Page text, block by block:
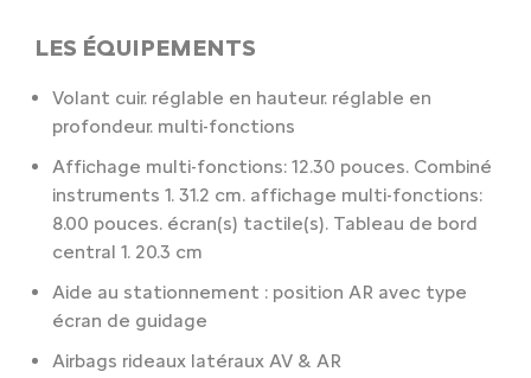
LES ÉQUIPEMENTS
Volant cuir. réglable en hauteur. réglable en
profondeur. multi-fonctions
Affichage multi-fonctions: 12.30 pouces. Combiné
instruments 1. 31.2 cm. affichage multi-fonctions:
8.00 pouces. écran(s) tactile(s). Tableau de bord
central 1. 20.3 cm
Aide au stationnement : position AR avec type
écran de guidage
Airbags rideaux latéraux AV & AR